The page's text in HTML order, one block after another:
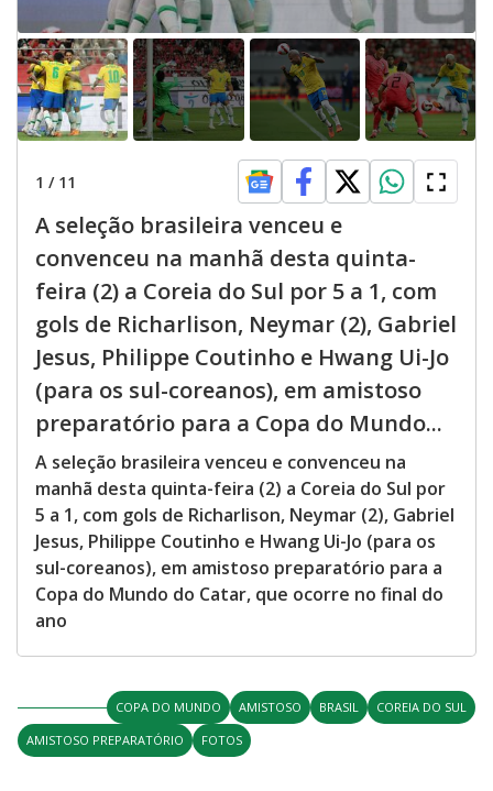
1 / 11
A seleção brasileira venceu e
convenceu na manhã desta quinta-
feira (2) a Coreia do Sul por 5 a 1, com
gols de Richarlison, Neymar (2), Gabriel
Jesus, Philippe Coutinho e Hwang Ui-Jo
(para os sul-coreanos), em amistoso
preparatório para a Copa do Mundo...
A seleção brasileira venceu e convenceu na
manhã desta quinta-feira (2) a Coreia do Sul por
5 a 1, com gols de Richarlison, Neymar (2), Gabriel
Jesus, Philippe Coutinho e Hwang Ui-Jo (para os
sul-coreanos), em amistoso preparatório para a
Copa do Mundo do Catar, que ocorre no final do
ano
COPA DO MUNDO AMISTOSO BRASIL
COREIA DO SUL
AMISTOSO PREPARATÓRIO
FOTOS